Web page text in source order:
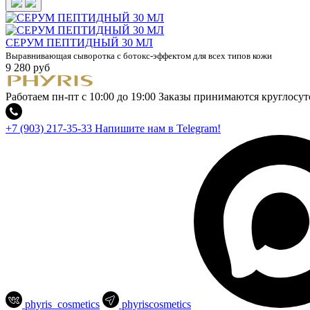
СЕРУМ ПЕПТИДНЫЙ 30 МЛ
Выравнивающая сыворотка с ботокс-эффектом для всех типов кожи
9 280 руб
Работаем пн-пт с 10:00 до 19:00 Заказы принимаются
+7 (903) 217-35-33 Напишите нам в Telegram!
phyris_cosmetics phyriscosmetics